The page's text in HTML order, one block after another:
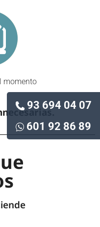
93 694 04 07
601 92 86 89
momento